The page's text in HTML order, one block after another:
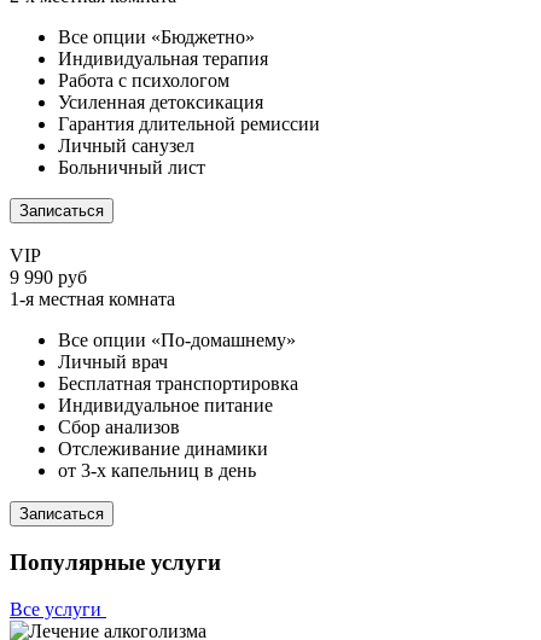
Все опции «Бюджетно»
Индивидуальная терапия
Работа с психологом
Усиленная детоксикация
Гарантия длительной ремиссии
Личный санузел
Больничный лист
Записаться
VIP
9 990 руб
1-я местная комната
Все опции «По-домашнему»
Личный врач
Бесплатная транспортировка
Индивидуальное питание
Сбор анализов
Отслеживание динамики
от 3-х капельниц в день
Записаться
Популярные услуги
Все услуги